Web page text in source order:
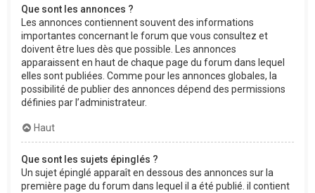
Que sont les annonces ?
Les annonces contiennent souvent des informations
importantes concernant le forum que vous consultez et
doivent être lues dès que possible. Les annonces
apparaissent en haut de chaque page du forum dans lequel
elles sont publiées. Comme pour les annonces globales, la
possibilité de publier des annonces dépend des permissions
définies par l’administrateur.
Haut
Que sont les sujets épinglés ?
Un sujet épinglé apparaît en dessous des annonces sur la
première page du forum dans lequel il a été publié. il contient